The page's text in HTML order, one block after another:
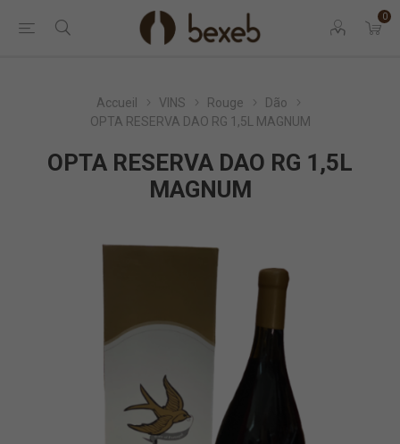
0
Accueil VINS Rouge
Dão
OPTA RESERVA DAO RG 1,5L MAGNUM
OPTA RESERVA DAO RG 1,5L
MAGNUM